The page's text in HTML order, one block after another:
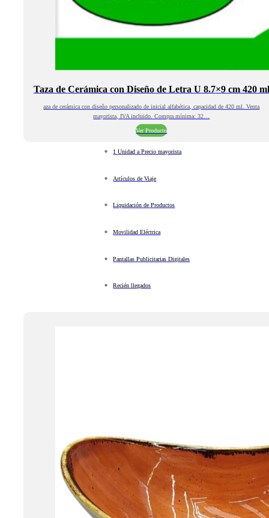
Taza de Cerámica con Diseño de Letra U 8.7×9 cm 420 ml
aza de cerámica con diseño personalizado de inicial alfabética, capacidad de 420 ml. Venta
mayorista, IVA incluido. Compra mínima: 32…
Ver Producto
1 Unidad a Precio mayorista
Artículos de Viaje
Liquidación de Productos
Movilidad Eléctrica
Pantallas Publicitarias Digitales
Recién llegados